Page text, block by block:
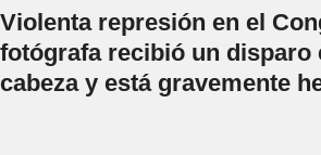
Violenta represión en el
fotógrafa recibió un disparo
cabeza y está gravemente